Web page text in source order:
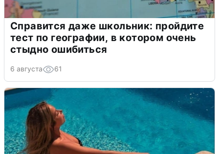
Справится даже школьник: пройдите
тест по географии, в котором очень
стыдно ошибиться
6 августа 61